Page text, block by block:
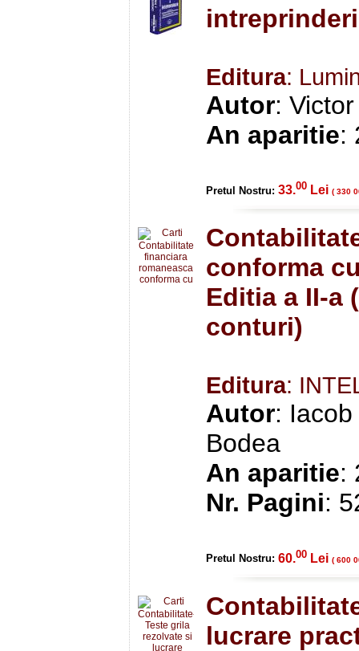
Editura:
Autor:
An aparitie:
Pretul Nostru: 33.00 Lei ( 330
conforma
Editia a II-a
conturi)
Editura:
Autor:
Bodea
An aparitie:
Nr. Pagini:
Pretul Nostru: 60.00 Lei ( 600
lucrare